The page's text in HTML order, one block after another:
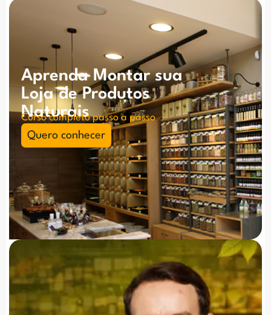
Aprenda Montar sua
Loja de Produtos
Naturais
Curso completo passo a passo
Quero conhecer